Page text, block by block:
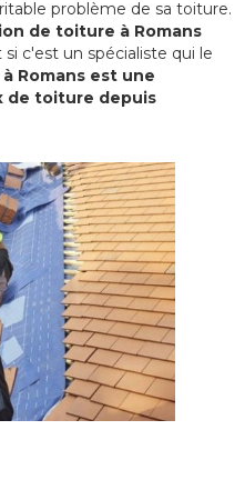
problème de sa toiture.
de toiture à Romans
c'est un spécialiste qui le
Romans est une
de toiture depuis